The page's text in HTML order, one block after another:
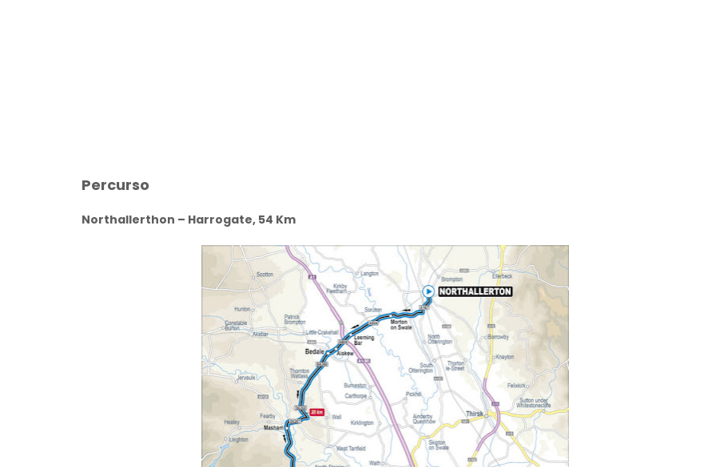
Percurso
Northallerthon – Harrogate, 54 Km